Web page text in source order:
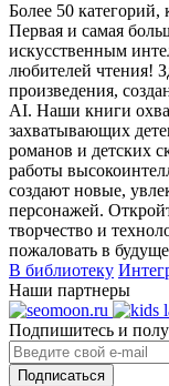
Более 50
Первая и самая
искусственным
любителей чтения!
произведения,
AI. Наши книги
захватывающих
романов и детских
работы
создают новые,
персонажей.
творчество и
пожаловать в
В библиотеку
Наши партнеры
Подпишитесь и
Подписаться